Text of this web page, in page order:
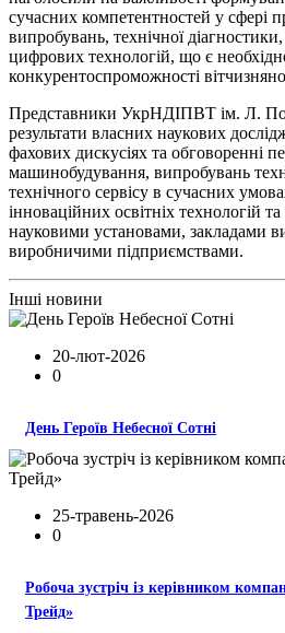
сучасних компетентностей у сфері
випробувань, технічної діагностики,
цифрових технологій, що є
конкурентоспроможності
Представники УкрНДІПВТ ім. Л.
результати власних наукових
фахових дискусіях та обговоренні
машинобудування, випробувань
технічного сервісу в сучасних
інноваційних освітніх технологій
науковими установами, закладами
виробничими підприємствами.
Інші новини
20-лют-2026
0
День Героїв Небесної Сотні
25-травень-2026
0
Робоча зустріч із керівником
Трейд»